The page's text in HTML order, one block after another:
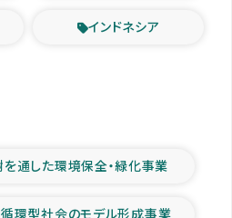
インドネシア
通した環境保全・緑化事業
環型社会のモデル形成事業